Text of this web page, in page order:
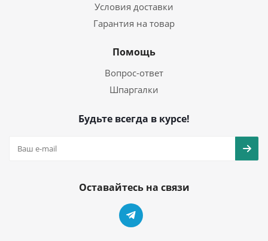
Условия доставки
Гарантия на товар
Помощь
Вопрос-ответ
Шпаргалки
Будьте всегда в курсе!
Оставайтесь на связи